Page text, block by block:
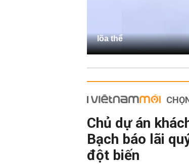
lõa thể
Chủ dự án
Bạch báo lãi
đột biến